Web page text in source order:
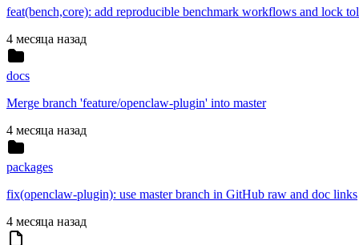
feat(bench,core): add reproducible benchmark workflows and lock
4 месяца назад
docs
Merge branch 'feature/openclaw-plugin' into master
4 месяца назад
packages
fix(openclaw-plugin): use master branch in GitHub raw and doc links
4 месяца назад